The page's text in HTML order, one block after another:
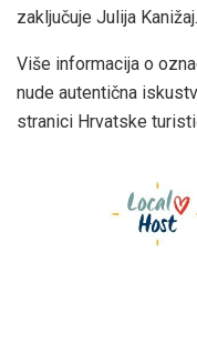
zaključuje Julija Kanižaj.
Više informacija o
nude autentična
stranici Hrvatske